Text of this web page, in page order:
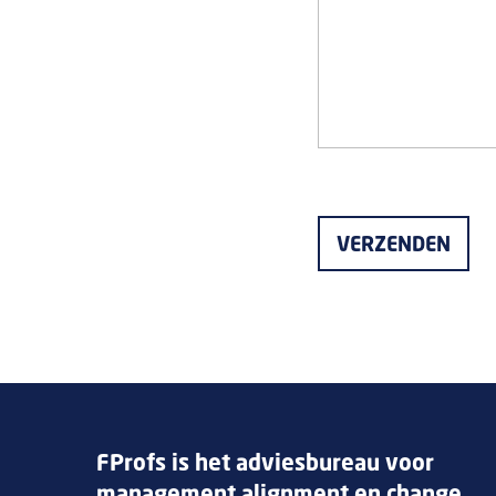
FProfs is het adviesbureau voor